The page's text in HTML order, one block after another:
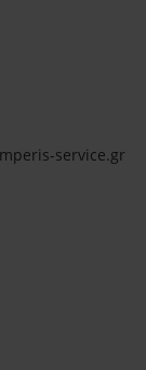
service.gr